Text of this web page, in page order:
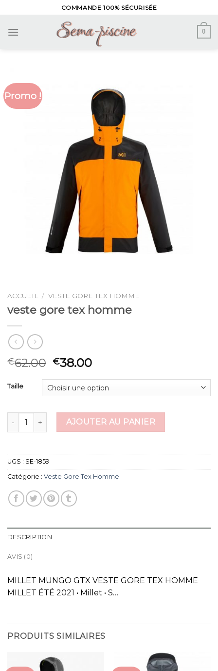
content
COMMANDE 100% SÉCURISÉE
0
Promo !
ACCUEIL / VESTE GORE TEX HOMME
veste gore tex homme
€62.00 €38.00
Taille
quantité de veste gore tex homme
AJOUTER AU PANIER
UGS : SE-1859
Catégorie : Veste Gore Tex Homme
DESCRIPTION
AVIS (0)
MILLET MUNGO GTX VESTE GORE TEX HOMME
MILLET ÉTÉ 2021 • Millet • S…
PRODUITS SIMILAIRES